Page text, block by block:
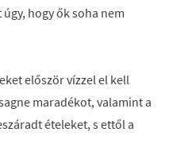
hogy ők soha nem
először vízzel el kell
maradékot, valamint a
ételeket, s ettől a